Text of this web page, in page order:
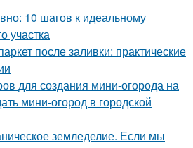
10 шагов к идеальному
участка
после заливки: практические
для создания мини-огорода на
мини-огород в городской
земледелие. Если мы